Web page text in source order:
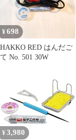
¥698
HAKKO RED はんだご
て No. 501 30W
¥ 3,980